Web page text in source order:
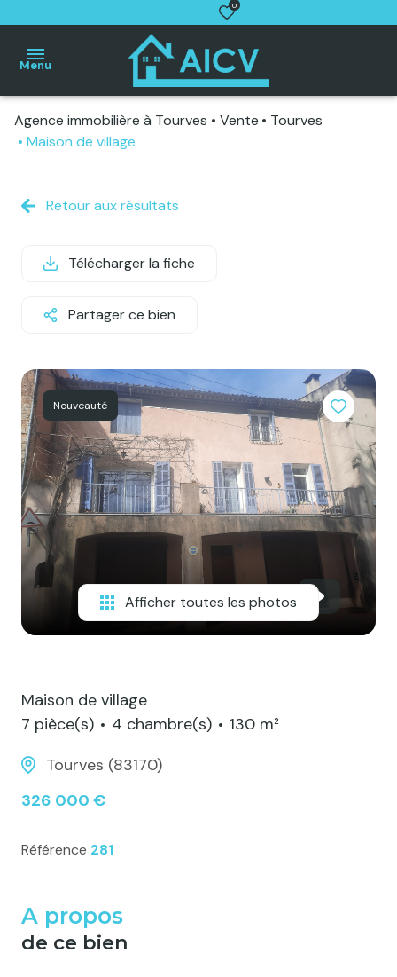
0
Menu
Accueil
Villas
de
Appartements
Terrains
Autres
biens
gratuite
Contact
Agence immobilière à Tourves Vente
Tourves
Maison de village
Retour aux résultats
Télécharger la fiche
Partager ce bien
Nouveauté
Afficher toutes les photos
Maison de village
7 pièce(s)
4 chambre(s)
130 m²
Tourves (83170)
326 000 €
Référence 281
A propos
de ce bien